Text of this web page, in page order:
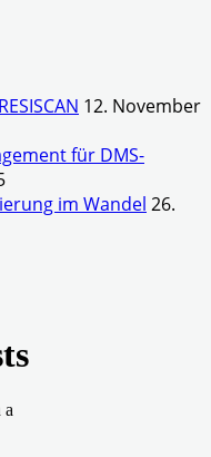
12. November
für DMS-
im Wandel 26.